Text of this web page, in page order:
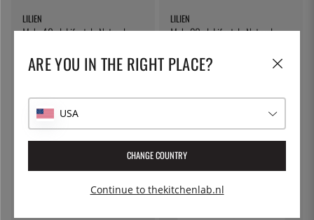
LILIEN
Mok, 40 cl, Lifestyle Natural -
€ 17
LILIEN
Mok, 20 cl, Lifestyle Natural -
€ 9
ARE YOU IN THE RIGHT PLACE?
USA
CHANGE COUNTRY
Continue to thekitchenlab.nl